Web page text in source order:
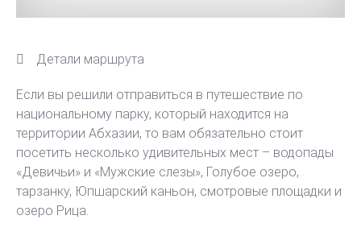
Детали маршрута
Если вы решили отправиться в путешествие по
национальному парку, который находится на
территории Абхазии, то вам обязательно стоит
посетить несколько удивительных мест – водопады
«Девичьи» и «Мужские слезы», Голубое озеро,
тарзанку, Юпшарский каньон, смотровые площадки и
озеро Рица.